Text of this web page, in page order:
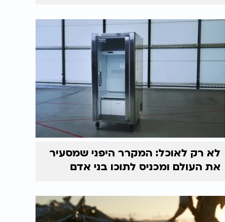
לא רק לאוכל: המקרר היפני שמסעיר
את העולם ומכניס לתוכו בני אדם